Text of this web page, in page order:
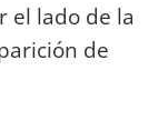
el lado de la
de